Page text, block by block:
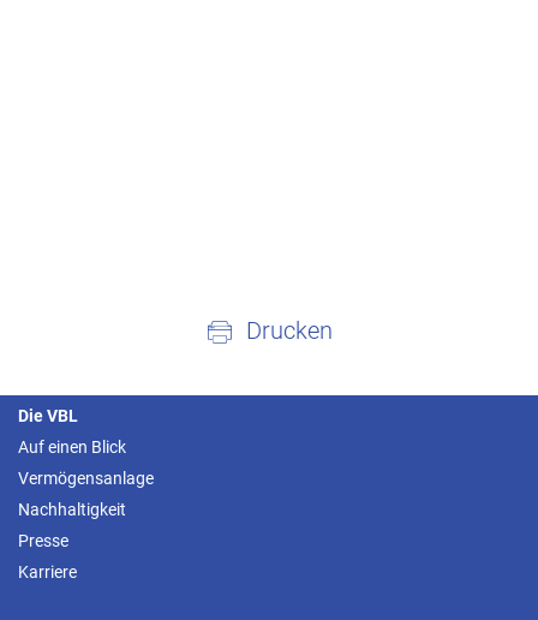
Drucken
Die VBL
Auf einen Blick
Vermögensanlage
Nachhaltigkeit
Presse
Karriere